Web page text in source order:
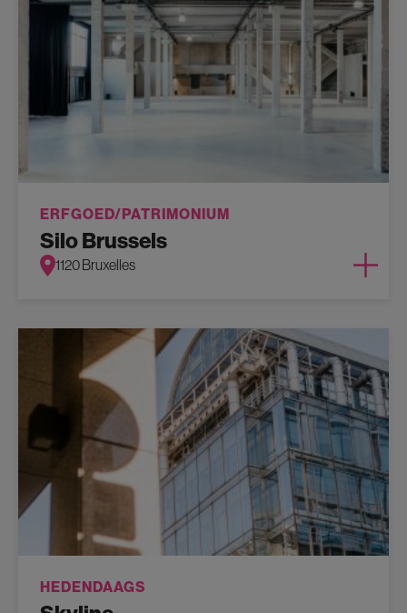
ERFGOED/PATRIMONIUM
Silo Brussels
1120 Bruxelles
HEDENDAAGS